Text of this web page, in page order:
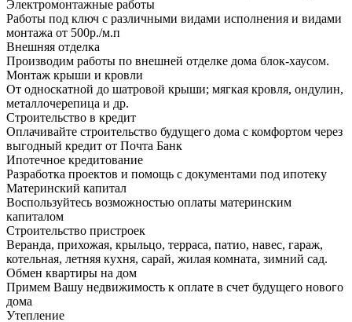
Электромонтажные работы
Работы под ключ с различными видами исполнения и видами
монтажа от 500р./м.п
Внешняя отделка
Производим работы по внешней отделке дома блок-хаусом.
Монтаж крыши и кровли
От односкатной до шатровой крыши; мягкая кровля, ондулин,
металлочерепица и др.
Строительство в кредит
Оплачивайте строительство будущего дома с комфортом через
выгодный кредит от Почта Банк
Ипотечное кредитование
Разработка проектов и помощь с документами под ипотеку
Материнский капитал
Воспользуйтесь возможностью оплаты материнским
капиталом
Строительство пристроек
Веранда, прихожая, крыльцо, терраса, патио, навес, гараж,
котельная, летняя кухня, сарай, жилая комната, зимний сад.
Обмен квартиры на дом
Примем Вашу недвижимость к оплате в счет будущего нового
дома
Утепление